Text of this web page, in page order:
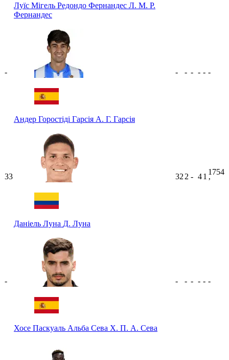
Луїс Мігель Редондо Фернандес Л. М. Р.
Фернандес
-
Андер Горостіді Гарсія А. Г. Гарсія
- - - - - -
33
Даніель Луна Д. Луна
32 2 - 41
1754
ʼ
-
Хосе Паскуаль Альба Сева Х. П. А. Сева
- - - - - -